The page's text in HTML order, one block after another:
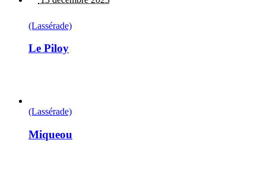
(Lassérade)
Le Piloy
(Lassérade)
Miqueou